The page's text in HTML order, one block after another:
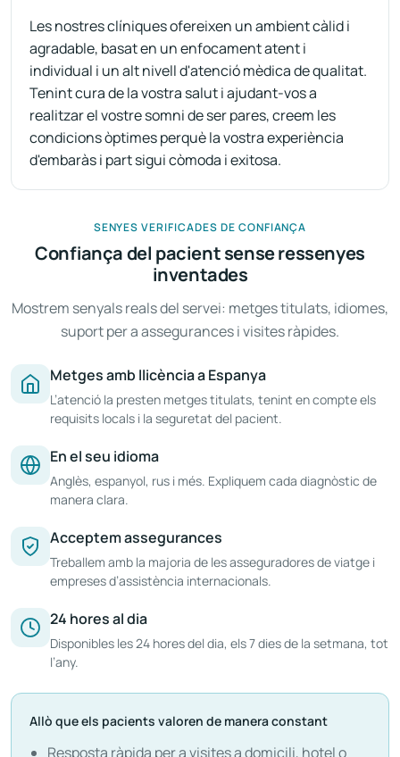
Les nostres clíniques ofereixen un ambient càlid i
agradable, basat en un enfocament atent i
individual i un alt nivell d'atenció mèdica de qualitat.
Tenint cura de la vostra salut i ajudant-vos a
realitzar el vostre somni de ser pares, creem les
condicions òptimes perquè la vostra experiència
d'embaràs i part sigui còmoda i exitosa.
SENYES VERIFICADES DE CONFIANÇA
Confiança del pacient sense ressenyes
inventades
Mostrem senyals reals del servei: metges titulats, idiomes,
suport per a assegurances i visites ràpides.
Metges amb llicència a Espanya
L’atenció la presten metges titulats, tenint en compte els
requisits locals i la seguretat del pacient.
En el seu idioma
Anglès, espanyol, rus i més. Expliquem cada diagnòstic de
manera clara.
Acceptem assegurances
Treballem amb la majoria de les asseguradores de viatge i
empreses d’assistència internacionals.
24 hores al dia
Disponibles les 24 hores del dia, els 7 dies de la setmana, tot
l’any.
Allò que els pacients valoren de manera constant
Resposta ràpida per a visites a domicili, hotel o